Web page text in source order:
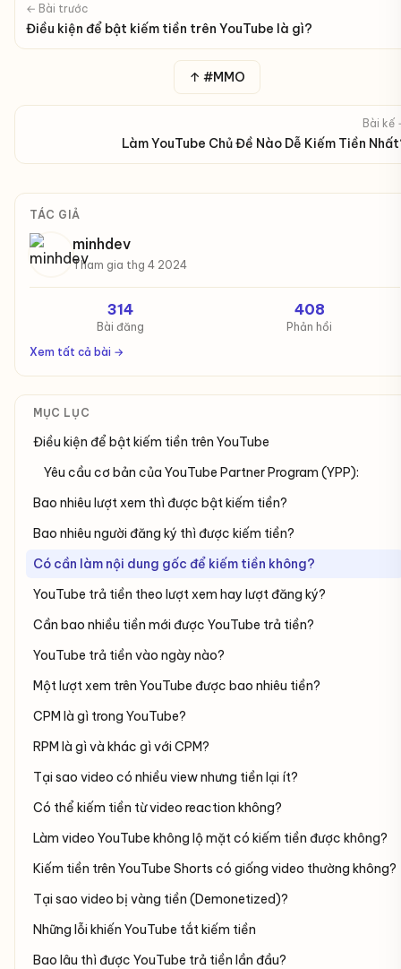
← Bài trước
Điều kiện để bật kiếm tiền trên YouTube là gì?
↑ #MMO
Bài kế
Làm YouTube Chủ Đề Nào Dễ Kiếm Tiền
TÁC GIẢ
minhdev
Tham gia thg 4 2024
314
Bài đăng
408
Phản hồi
Xem tất cả bài →
MỤC LỤC
Điều kiện để bật kiếm tiền trên YouTube
Yêu cầu cơ bản của YouTube Partner Program (YPP):
Bao nhiêu lượt xem thì được bật kiếm tiền?
Bao nhiêu người đăng ký thì được kiếm tiền?
Có cần làm nội dung gốc để kiếm tiền không?
YouTube trả tiền theo lượt xem hay lượt đăng ký?
Cần bao nhiều tiền mới được YouTube trả tiền?
YouTube trả tiền vào ngày nào?
Một lượt xem trên YouTube được bao nhiêu tiền?
CPM là gì trong YouTube?
RPM là gì và khác gì với CPM?
Tại sao video có nhiều view nhưng tiền lại ít?
Có thể kiếm tiền từ video reaction không?
Làm video YouTube không lộ mặt có kiếm tiền được không?
Kiếm tiền trên YouTube Shorts có giống video thường không?
Tại sao video bị vàng tiền (Demonetized)?
Những lỗi khiến YouTube tắt kiếm tiền
Bao lâu thì được YouTube trả tiền lần đầu?